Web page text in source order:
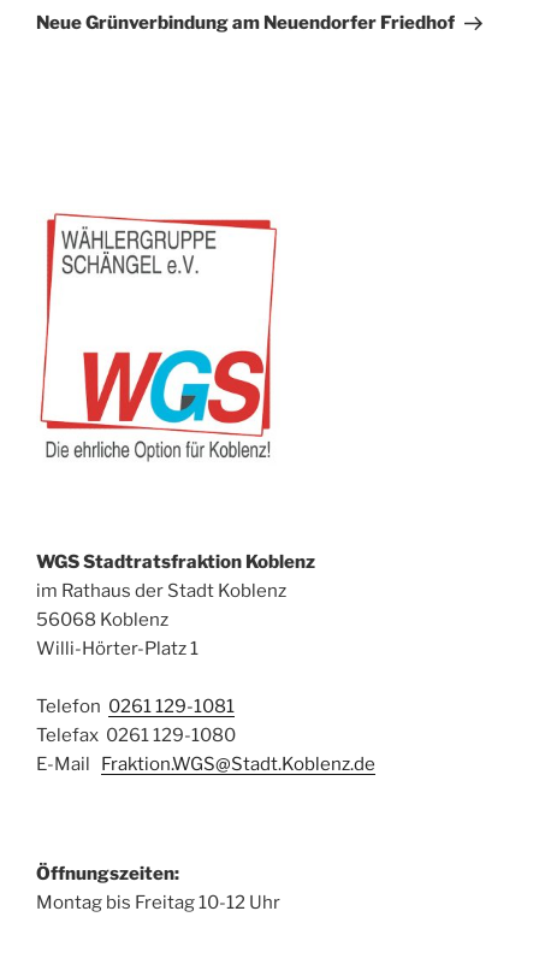
Beitrag
Neue Grünverbindung am Neuendorfer Friedhof
WGS Stadtratsfraktion Koblenz
im Rathaus der Stadt Koblenz
56068 Koblenz
Willi-Hörter-Platz 1
Telefon 0261 129-1081
Telefax 0261 129-1080
E-Mail Fraktion.WGS@Stadt.Koblenz.de
Öffnungszeiten:
Montag bis Freitag 10-12 Uhr